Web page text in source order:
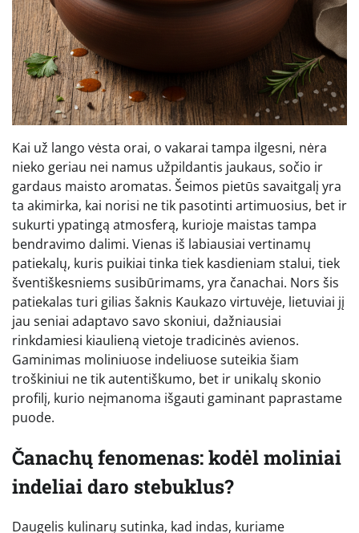
Kai už lango vėsta orai, o vakarai tampa ilgesni, nėra
nieko geriau nei namus užpildantis jaukaus, sočio ir
gardaus maisto aromatas. Šeimos pietūs savaitgalį yra
ta akimirka, kai norisi ne tik pasotinti artimuosius, bet ir
sukurti ypatingą atmosferą, kurioje maistas tampa
bendravimo dalimi. Vienas iš labiausiai vertinamų
patiekalų, kuris puikiai tinka tiek kasdieniam stalui, tiek
šventiškesniems susibūrimams, yra čanachai. Nors šis
patiekalas turi gilias šaknis Kaukazo virtuvėje, lietuviai jį
jau seniai adaptavo savo skoniui, dažniausiai
rinkdamiesi kiaulieną vietoje tradicinės avienos.
Gaminimas moliniuose indeliuose suteikia šiam
troškiniui ne tik autentiškumo, bet ir unikalų skonio
profilį, kurio neįmanoma išgauti gaminant paprastame
puode.
Čanachų fenomenas: kodėl moliniai
indeliai daro stebuklus?
Daugelis kulinarų sutinka, kad indas, kuriame